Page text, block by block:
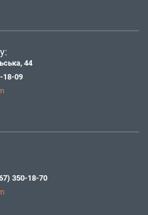
44
18-09
350-18-70